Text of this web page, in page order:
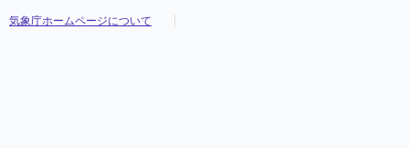
気象庁ホームページについて